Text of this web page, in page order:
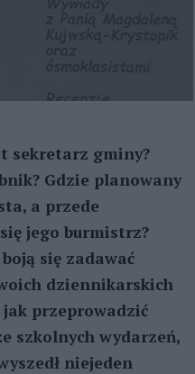
sekretarz gminy?
Gdzie planowany
a przede
jego burmistrz?
się zadawać
dziennikarskich
przeprowadzić
szkolnych wydarzeń,
niejeden